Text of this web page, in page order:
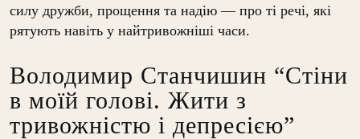
силу дружби, прощення та надію — про ті речі, які
рятують навіть у найтривожніші часи.
Володимир Станчишин “Стіни
в моїй голові. Жити з
тривожністю і депресією”